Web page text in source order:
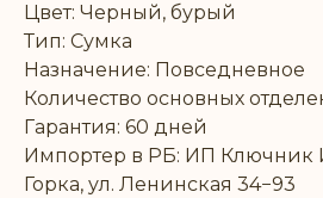
Цвет: Черный, бурый
Тип: Сумка
Назначение: Повседневное
Количество основных
Гарантия: 60 дней
Импортер в РБ: ИП Ключник
Горка, ул. Ленинская 34−93